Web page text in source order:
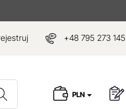
+48 795 273 145
PLN